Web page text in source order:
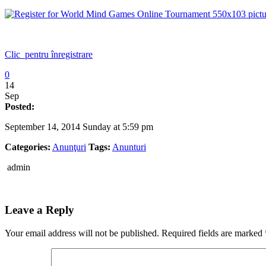
Clic pentru înregistrare
0
14
Sep
Posted:
September 14, 2014 Sunday at 5:59 pm
Categories: Anunţuri Tags: Anunturi
admin
Leave a Reply
Your email address will not be published. Required fields are marked